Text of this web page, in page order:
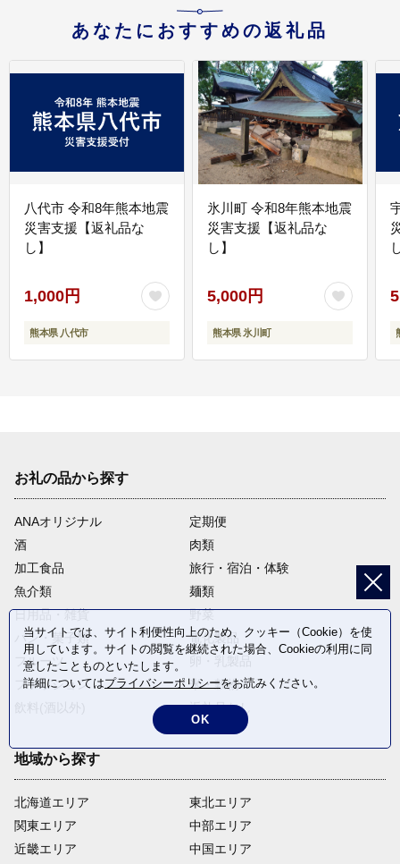
あなたにおすすめの返礼品
八代市 令和8年熊本地震
災害支援【返礼品な
し】
1,000円
熊本県 八代市
氷川町 令和8年熊本地震
災害支援【返礼品な
し】
5,000円
熊本県 氷川町
お礼の品から探す
ANAオリジナル
定期便
酒
肉類
加工食品
旅行・宿泊・体験
魚介類
麺類
日用品・雑貨
野菜
パン・菓子類
電化製品
フルーツ
ファッション
米・穀物
返礼品なし
地域から探す
北海道エリア
関東エリア
近畿エリア
東北エリア
中部エリア
中国エリア
当サイトでは、サイト利便性向上のため、クッキー（Cookie）を使
用しています。サイトの閲覧を継続された場合、Cookieの利用に同
意したことものといたします。
詳細についてはプライバシーポリシーをお読みください。
OK